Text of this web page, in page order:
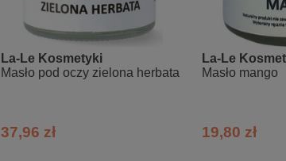
La-Le Kosmetyki
Masło pod oczy zielona herbata
37,96 zł
La-Le
Masło mango
19,80 zł